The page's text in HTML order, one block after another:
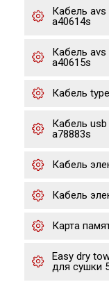
Кабель
a40614s
Кабель
a40615s
Кабель
Кабель
a78883s
Кабель
Кабель
Карта
Easy dry
для сушки